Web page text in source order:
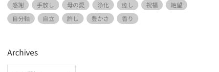
感謝
手放し 母の愛 浄化 癒し 祝福
絶望
自分軸
自立 許し 豊かさ 香り
Archives